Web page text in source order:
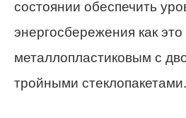
состоянии обеспечить
энергосбережения как это
металлопластиковым с
тройными стеклопакетами.